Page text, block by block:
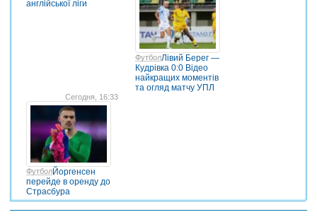
англійської ліги
ФутболЛівий Берег —
Кудрівка 0:0 Відео
найкращих моментів
та огляд матчу УПЛ
Сегодня, 16:33
ФутболЙоргенсен
перейде в оренду до
Страсбура